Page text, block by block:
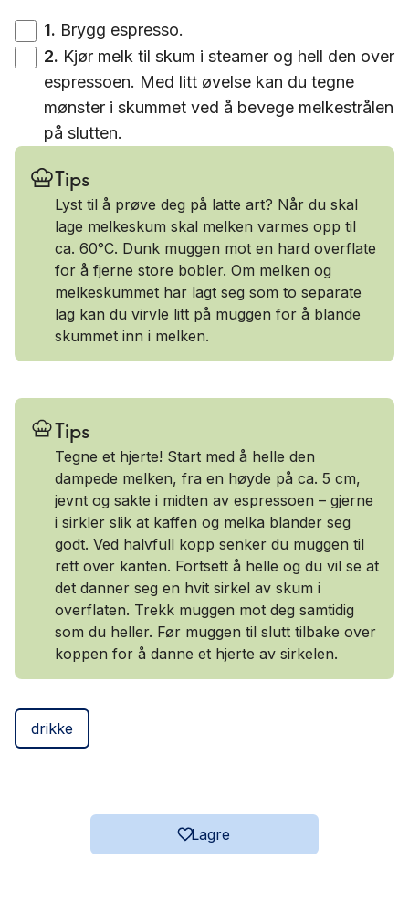
1. Brygg espresso.
2. Kjør melk til skum i steamer og hell den over
espressoen. Med litt øvelse kan du tegne
mønster i skummet ved å bevege melkestrålen
på slutten.
Tips
Lyst til å prøve deg på latte art? Når du skal
lage melkeskum skal melken varmes opp til
ca. 60°C. Dunk muggen mot en hard overflate
for å fjerne store bobler. Om melken og
melkeskummet har lagt seg som to separate
lag kan du virvle litt på muggen for å blande
skummet inn i melken.
Tips
Tegne et hjerte! Start med å helle den
dampede melken, fra en høyde på ca. 5 cm,
jevnt og sakte i midten av espressoen – gjerne
i sirkler slik at kaffen og melka blander seg
godt. Ved halvfull kopp senker du muggen til
rett over kanten. Fortsett å helle og du vil se at
det danner seg en hvit sirkel av skum i
overflaten. Trekk muggen mot deg samtidig
som du heller. Før muggen til slutt tilbake over
koppen for å danne et hjerte av sirkelen.
drikke
Lagre